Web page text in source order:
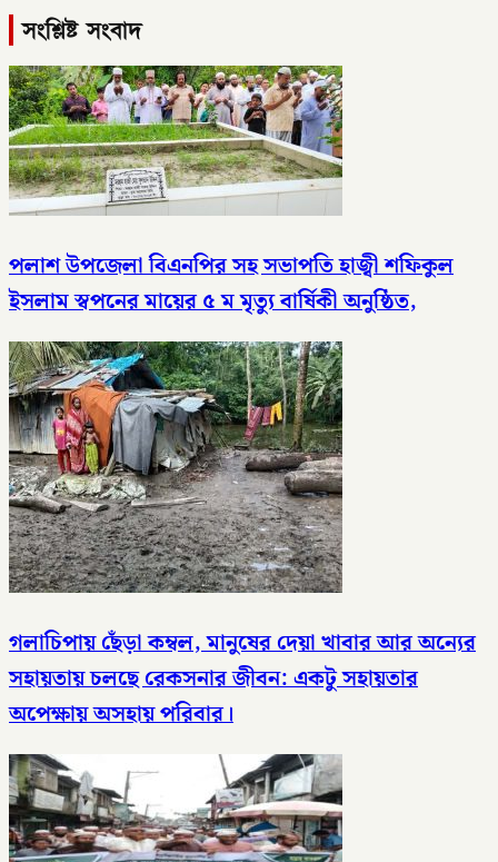
সংশ্লিষ্ট সংবাদ
পলাশ উপজেলা বিএনপির সহ সভাপতি হাজ্বী শফিকুল
ইসলাম স্বপনের মায়ের ৫ ম মৃত্যু বার্ষিকী অনুষ্ঠিত,
গলাচিপায় ছেঁড়া কম্বল, মানুষের দেয়া খাবার আর অন্যের
সহায়তায় চলছে রেকসনার জীবন: একটু সহায়তার
অপেক্ষায় অসহায় পরিবার।